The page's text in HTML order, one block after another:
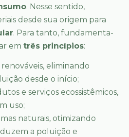
. Nesse sentido,
desde sua origem para
. Para tanto, fundamenta-
em três princípios:
eliminando
desde o início;
e serviços ecossistêmicos,
uso;
naturais, otimizando
a poluição e